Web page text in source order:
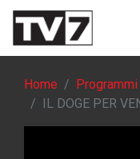
Home Programmi
IL DOGE PER